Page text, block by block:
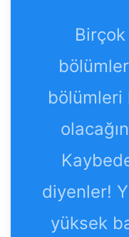
bölümleri
diyenler!
yüksek